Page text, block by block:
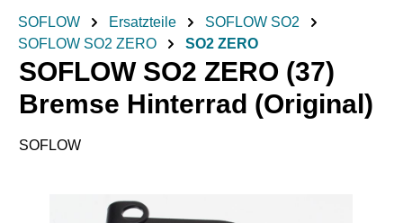
SOFLOW Ersatzteile
SOFLOW SO2
SOFLOW SO2 ZERO
SO2 ZERO
SOFLOW SO2 ZERO (37)
Bremse Hinterrad (Original)
SOFLOW
Bildergalerie überspringen